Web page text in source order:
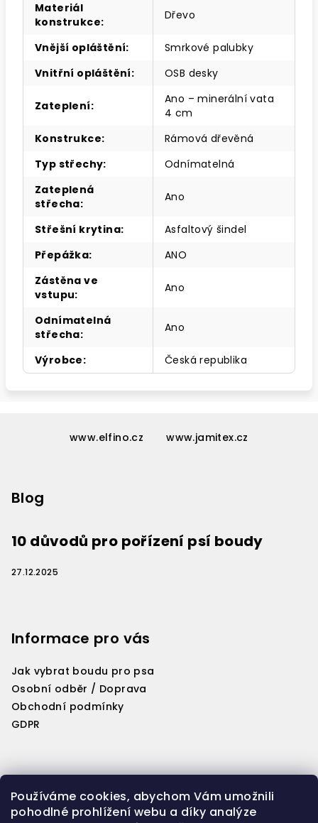
Používáme cookies, abychom Vám umožnili
pohodlné prohlížení webu a díky analýze
Materiál
konstrukce: Dřevo
Vnější opláštění:
Smrkové palubky
Vnitřní opláštění: OSB desky
Zateplení:
Ano – minerální vata
4 cm
Konstrukce:
Rámová dřevěná
Typ střechy:
Odnímatelná
Zateplená
střecha: Ano
Střešní krytina:
Asfaltový šindel
Přepážka:
ANO
Zástěna ve
vstupu: Ano
Odnímatelná
střecha: Ano
Výrobce: Česká republika
www.elfino.cz www.jamitex.cz
Blog
10 důvodů pro pořízení psí boudy
27.12.2025
Informace pro vás
Jak vybrat boudu pro psa
Osobní odběr / Doprava
Obchodní podmínky
GDPR
Kontakt